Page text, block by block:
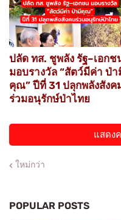
ปลัด ทส. ชูพลัง รัฐ–เอกช
มอบรางวัล “สัตว์มีค่า ป่า
คุณ” ปีที่ 31 ปลุกพลังสังค
ร่วมอนุรักษ์ป่าไทย
แสดง
ใหม่กว่า
POPULAR POSTS